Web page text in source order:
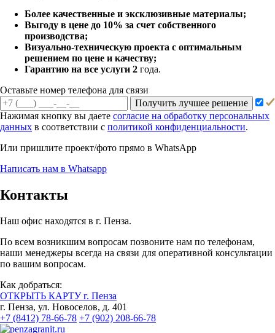
Более качественные и эксклюзивные материалы;
Выгоду в цене до 10% за счет собственного
производства;
Визуально-техническую проекта с оптимальным
решением по цене и качеству;
Гарантию на все услуги 2 года.
Оставьте номер телефона для связи
Получить лучшее решение
Нажимая кнопку вы даете согласие на обработку персональных
данных в соответствии с политикой конфиденциальности.
Или пришлите проект/фото прямо в WhatsApp
Написать нам в Whatsapp
Контакты
Наш офис находятся в г. Пенза.
По всем возникшим вопросам позвоните нам по телефонам,
наши менеджеры всегда на связи для оперативной консультации
по вашим вопросам.
Как добраться:
ОТКРЫТЬ КАРТУ г. Пенза
г. Пенза, ул. Новоселов, д. 401
+7 (8412) 78-66-78 +7 (902) 208-66-78